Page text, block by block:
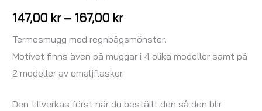
147,00 kr – 167,00 kr
Termosmugg med regnbågsmönster.
Motivet finns även på muggar i 4 olika modeller samt på
2 modeller av emaljflaskor.
Den tillverkas först när du beställt den så den blir